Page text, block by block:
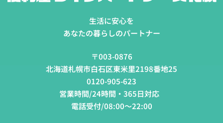
生活に安心を
あなたの暮らしのパートナー
〒003-0876
北海道札幌市白石区東米里2198番地25
0120-905-623
営業時間/24時間・365日対応
電話受付/08:00～22:00